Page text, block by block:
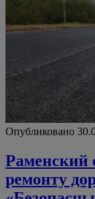
Опубликовано
Раменский
ремонту